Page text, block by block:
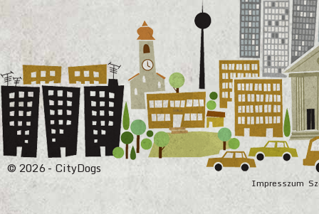
Impresszum
© 2026 - CityDogs